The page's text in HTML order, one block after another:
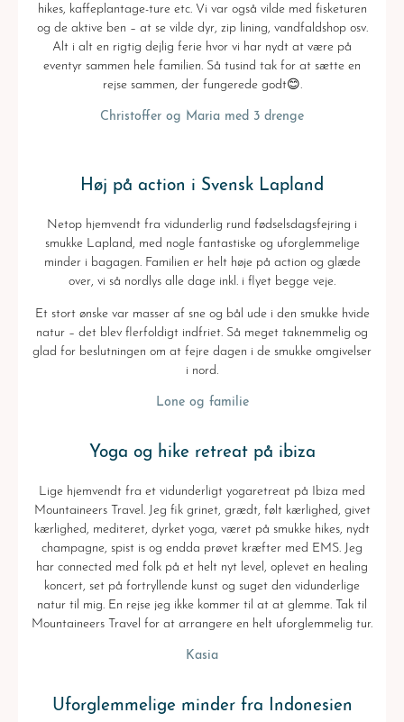
hikes, kaffeplantage-ture etc. Vi var også vilde med fisketuren
og de aktive ben – at se vilde dyr, zip lining, vandfaldshop osv.
Alt i alt en rigtig dejlig ferie hvor vi har nydt at være på
eventyr sammen hele familien. Så tusind tak for at sætte en
rejse sammen, der fungerede godt😊.
Christoffer og Maria med 3 drenge
Høj på action i Svensk Lapland
Netop hjemvendt fra vidunderlig rund fødselsdagsfejring i
smukke Lapland, med nogle fantastiske og uforglemmelige
minder i bagagen. Familien er helt høje på action og glæde
over, vi så nordlys alle dage inkl. i flyet begge veje.
Et stort ønske var masser af sne og bål ude i den smukke hvide
natur – det blev flerfoldigt indfriet. Så meget taknemmelig og
glad for beslutningen om at fejre dagen i de smukke omgivelser
i nord.
Lone og familie
Yoga og hike retreat på ibiza
Lige hjemvendt fra et vidunderligt yogaretreat på Ibiza med
Mountaineers Travel. Jeg fik grinet, grædt, følt kærlighed, givet
kærlighed, mediteret, dyrket yoga, været på smukke hikes, nydt
champagne, spist is og endda prøvet kræfter med EMS. Jeg
har connected med folk på et helt nyt level, oplevet en healing
koncert, set på fortryllende kunst og suget den vidunderlige
natur til mig. En rejse jeg ikke kommer til at at glemme. Tak til
Mountaineers Travel for at arrangere en helt uforglemmelig tur.
Kasia
Uforglemmelige minder fra Indonesien